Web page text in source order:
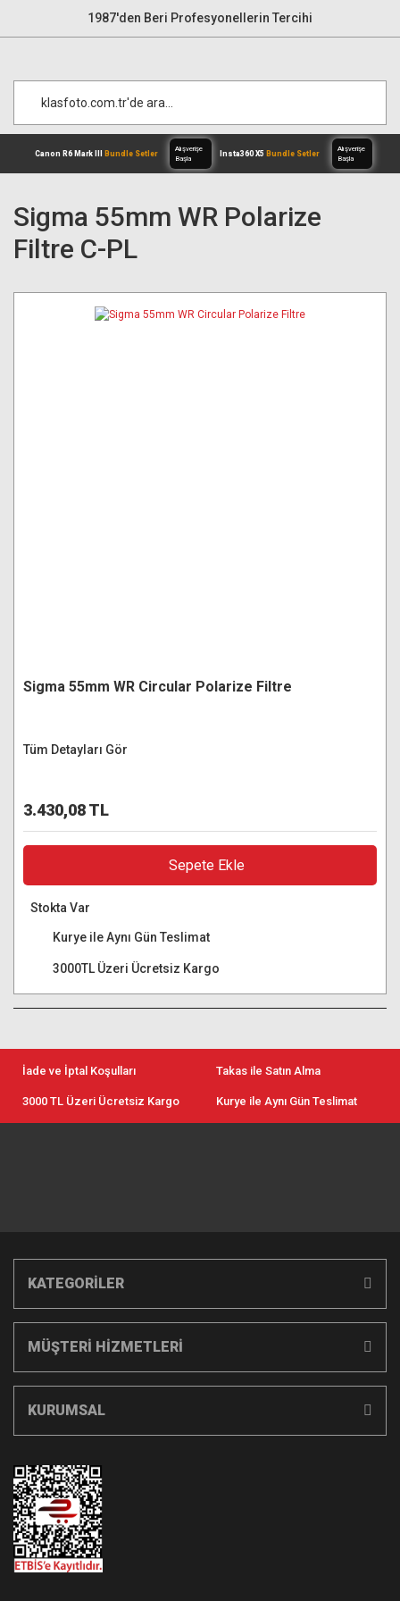
1987'den Beri Profesyonellerin Tercihi
Canon R6 Mark III
Sigma 55mm WR Polarize
Filtre C-PL
Sigma 55mm WR Circular Polarize Filtre
Tüm Detayları Gör
3.430,08 TL
Sepete Ekle
Stokta Var
Kurye ile Aynı Gün Teslimat
3000TL Üzeri Ücretsiz Kargo
İade ve İptal Koşulları Takas ile Satın Alma
3000 TL Üzeri Ücretsiz Kargo Kurye ile Aynı Gün Teslimat
KATEGORİLER
MÜŞTERİ HİZMETLERİ
KURUMSAL